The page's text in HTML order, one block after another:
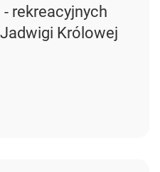
rekreacyjnych
Królowej